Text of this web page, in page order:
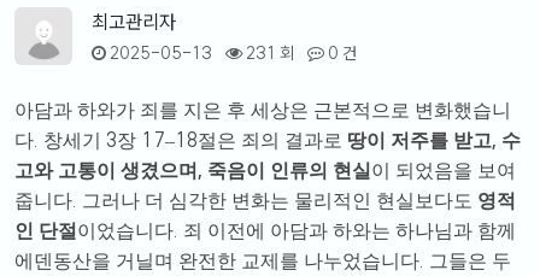
최고관리자
2025-05-13 231 회 0 건
아담과 하와가 죄를 지은 후 세상은 근본적으로 변화했습니
다. 창세기 3장 17–18절은 죄의 결과로 땅이 저주를 받고, 수
고와 고통이 생겼으며 , 죽음이 인류의 현실 이 되었음을 보여
줍니다. 그러나 더 심각한 변화는 물리적인 현실보다도 영적
인 단절 이었습니다. 죄 이전에 아담과 하와는 하나님과 함께
에덴동산을 거닐며 완전한 교제를 나누었습니다. 그들은 두